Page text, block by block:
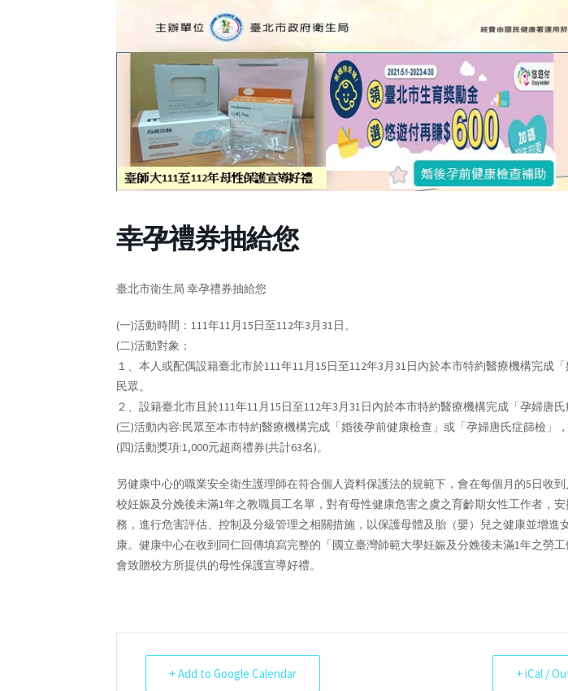
幸孕禮券抽給您
臺北市衛生局 幸孕禮券抽給您
(一)活動時間：111年11月15日至112年3月31日。
(二)活動對象：
１、本人或配偶設籍臺北市於111年11月15日至112年3月31日內於本市特約醫療機構完成
民眾。
２、設籍臺北市且於111年11月15日至112年3月31日內於本市特約醫療機構完成「孕婦唐氏
(三)活動內容:民眾至本市特約醫療機構完成「婚後孕前健康檢查」或「孕婦唐氏症篩檢」，
(四)活動獎項:1,000元超商禮券(共計63名)。
另健康中心的職業安全衛生護理師在符合個人資料保護法的規範下，會在每個月的5日收
校妊娠及分娩後未滿1年之教職員工名單，對有母性健康危害之虞之育齡期女性工作者，
務，進行危害評估、控制及分級管理之相關措施，以保護母體及胎（嬰）兒之健康並增進
康。健康中心在收到同仁回傳填寫完整的「國立臺灣師範大學妊娠及分娩後未滿1年之勞
會致贈校方所提供的母性保護宣導好禮。
+ Add to Google Calendar + iCal /